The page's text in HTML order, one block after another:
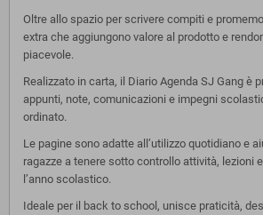
Oltre allo spazio per scrivere compiti e
extra che aggiungono valore al prodotto e
piacevole.
Realizzato in carta, il Diario Agenda SJ Gang è
appunti, note, comunicazioni e impegni
ordinato.
Le pagine sono adatte all’utilizzo quotidiano e
ragazze a tenere sotto controllo attività, lezioni
l’anno scolastico.
Ideale per il back to school, unisce praticità,